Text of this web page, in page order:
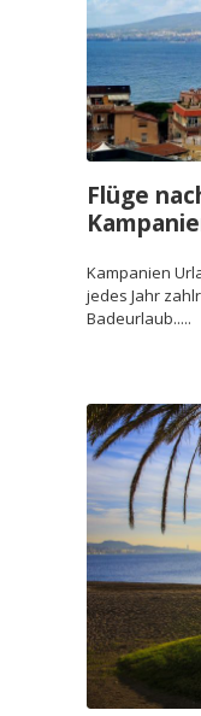
Flüge
Kampanien
jedes Jahr
Badeurlaub.....